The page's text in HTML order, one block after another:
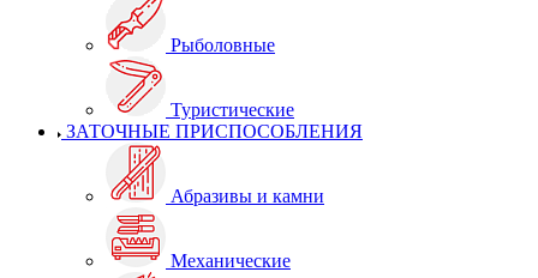
Рыболовные
Туристические
ЗАТОЧНЫЕ ПРИСПОСОБЛЕНИЯ
Абразивы и камни
Механические